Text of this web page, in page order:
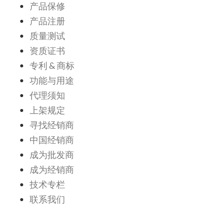
产品保修
产品注册
质量测试
资质证书
专利 & 商标
功能与用途
代理须知
上架规定
寻找经销商
中国经销商
成为批发商
成为经销商
技术专栏
联系我们